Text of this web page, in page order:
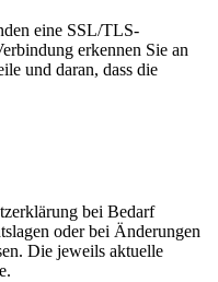
eine SSL/TLS-
erkennen Sie an
und daran, dass die
bei Bedarf
oder bei Änderungen
Die jeweils aktuelle